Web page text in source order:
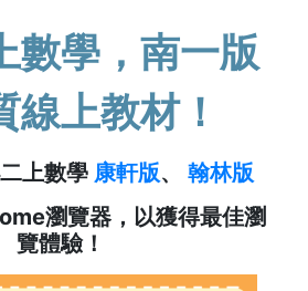
數學，南一版
線上教材！
上數學 康軒版、 翰林版
瀏覽器，以獲得最佳瀏
覽體驗！